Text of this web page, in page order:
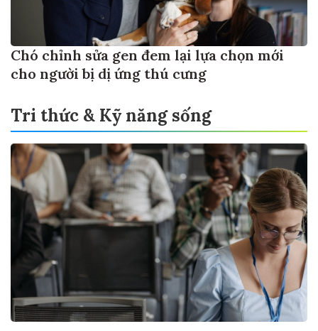
Chó chỉnh sửa gen đem lại lựa chọn mới
cho người bị dị ứng thú cưng
Tri thức & Kỹ năng sống